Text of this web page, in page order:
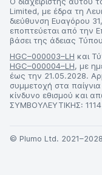
Limited, με έδρα τη
διεύθυνση Ευαγόρου
εποπτεύεται από την
βάσει της άδειας
HGC–000003–LH και
HGC–000004–LH, με
έως την 21.05.2028.
συμμετοχή στα
κίνδυνο εθισμού και
ΣΥΜΒΟΥΛΕΥΤΙΚΗΣ:
© Plumo Ltd. 2021–2028